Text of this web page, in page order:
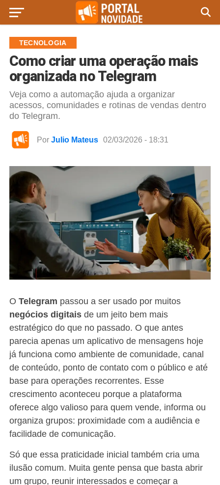
TECNOLOGIA
Como criar uma operação mais
organizada no Telegram
Veja como a automação ajuda a organizar
acessos, comunidades e rotinas de vendas dentro
do Telegram.
Por Julio Mateus 02/03/2026 - 18:31
O Telegram passou a ser usado por muitos
negócios digitaisde um jeito bem mais
estratégico do que no passado. O que antes
parecia apenas um aplicativo de mensagens hoje
já funciona como ambiente de comunidade, canal
de conteúdo, ponto de contato com o público e até
base para operações recorrentes. Esse
crescimento aconteceu porque a plataforma
oferece algo valioso para quem vende, informa ou
organiza grupos: proximidade com a audiência e
facilidade de comunicação.
Só que essa praticidade inicial também cria uma
ilusão comum. Muita gente pensa que basta abrir
um grupo, reunir interessados e começar a